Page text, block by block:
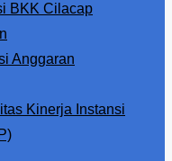
BKK Cilacap
Anggaran
Kinerja Instansi